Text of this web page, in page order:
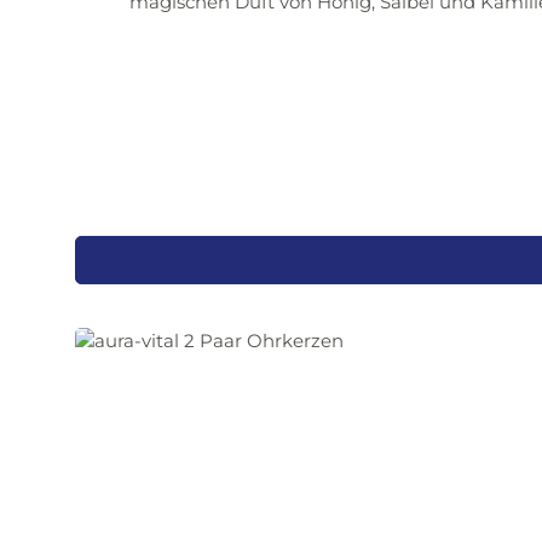
Natürlich in Produkt und Verpackung. Die